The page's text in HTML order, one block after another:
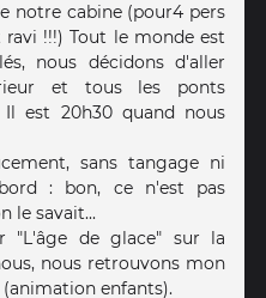
notre cabine (pour4 pers
!!!) Tout le monde est
nous décidons d'aller
et tous les ponts
Il est 20h30 quand nous
sans tangage ni
: bon, ce n'est pas
le savait...
"L'âge de glace" sur la
nous retrouvons mon
enfants).